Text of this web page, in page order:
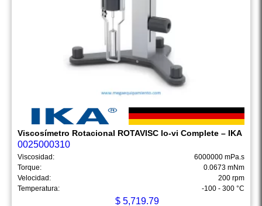
Viscosímetro Rotacional ROTAVISC lo-vi Complete – IKA
0025000310
Viscosidad:
6000000 mPa.s
Torque:
0.0673 mNm
Velocidad:
200 rpm
Temperatura:
-100 - 300 °C
$5,719.79